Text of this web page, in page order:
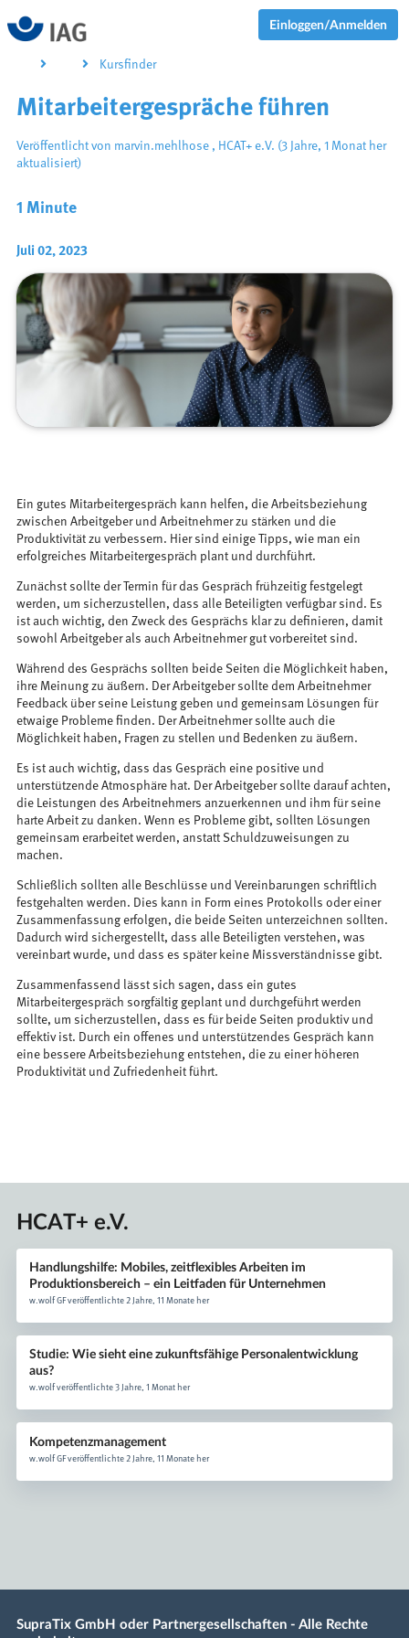
Einloggen/Anmelden
Kursfinder
1 Minute
Juli 02, 2023
Mitarbeitergespräche führen
Veröffentlicht von marvin.mehlhose, HCAT+ e.V. (3 Jahre, 1 Monat her
aktualisiert)
Ein gutes Mitarbeitergespräch kann helfen, die Arbeitsbeziehung
zwischen Arbeitgeber und Arbeitnehmer zu stärken und die
Produktivität zu verbessern. Hier sind einige Tipps, wie man ein
erfolgreiches Mitarbeitergespräch plant und durchführt.
Zunächst sollte der Termin für das Gespräch frühzeitig festgelegt
werden, um sicherzustellen, dass alle Beteiligten verfügbar sind. Es
ist auch wichtig, den Zweck des Gesprächs klar zu definieren, damit
sowohl Arbeitgeber als auch Arbeitnehmer gut vorbereitet sind.
Während des Gesprächs sollten beide Seiten die Möglichkeit haben,
ihre Meinung zu äußern. Der Arbeitgeber sollte dem Arbeitnehmer
Feedback über seine Leistung geben und gemeinsam Lösungen für
etwaige Probleme finden. Der Arbeitnehmer sollte auch die
Möglichkeit haben, Fragen zu stellen und Bedenken zu äußern.
Es ist auch wichtig, dass das Gespräch eine positive und
unterstützende Atmosphäre hat. Der Arbeitgeber sollte darauf achten,
die Leistungen des Arbeitnehmers anzuerkennen und ihm für seine
harte Arbeit zu danken. Wenn es Probleme gibt, sollten Lösungen
gemeinsam erarbeitet werden, anstatt Schuldzuweisungen zu
machen.
Schließlich sollten alle Beschlüsse und Vereinbarungen schriftlich
festgehalten werden. Dies kann in Form eines Protokolls oder einer
Zusammenfassung erfolgen, die beide Seiten unterzeichnen sollten.
Dadurch wird sichergestellt, dass alle Beteiligten verstehen, was
vereinbart wurde, und dass es später keine Missverständnisse gibt.
Zusammenfassend lässt sich sagen, dass ein gutes
Mitarbeitergespräch sorgfältig geplant und durchgeführt werden
sollte, um sicherzustellen, dass es für beide Seiten produktiv und
effektiv ist. Durch ein offenes und unterstützendes Gespräch kann
eine bessere Arbeitsbeziehung entstehen, die zu einer höheren
Produktivität und Zufriedenheit führt.
HCAT+ e.V.
Handlungshilfe: Mobiles, zeitflexibles Arbeiten im
Produktionsbereich – ein Leitfaden für Unternehmen
w.wolf GF veröffentlichte 2 Jahre, 11 Monate her
Studie: Wie sieht eine zukunftsfähige Personalentwicklung
aus?
w.wolf veröffentlichte 3 Jahre, 1 Monat her
Kompetenzmanagement
w.wolf GF veröffentlichte 2 Jahre, 11 Monate her
SupraTix GmbH oder Partnergesellschaften - Alle Rechte